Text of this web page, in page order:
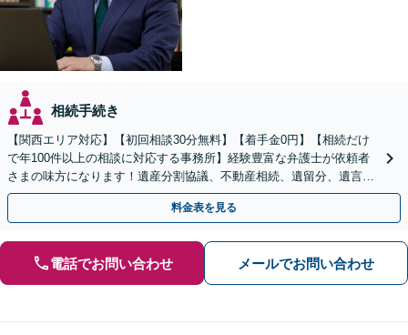
相続手続き
【関西エリア対応】【初回相談30分無料】【着手金0円】【相続だけ
で年100件以上の相談に対応する事務所】経験豊富な弁護士が依頼者
さまの味方になります！遺産分割協議、不動産相続、遺留分、遺言書
の作成など【烏丸御池駅7分】
料金表を見る
電話でお問い合わせ メールでお問い合わせ